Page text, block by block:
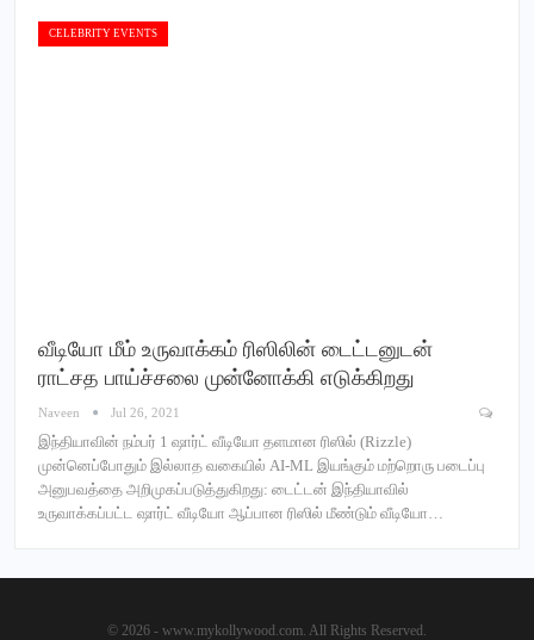
CELEBRITY EVENTS
வீடியோ மீம் உருவாக்கம் ரிஸிலின் டைட்டனுடன்
ராட்சத பாய்ச்சலை முன்னோக்கி எடுக்கிறது
Naveen Jul 26, 2021
இந்தியாவின் நம்பர் 1 ஷார்ட் வீடியோ தளமான ரிஸில் (Rizzle)
முன்னெப்போதும் இல்லாத வகையில் AI-ML இயங்கும் மற்றொரு படைப்பு
அனுபவத்தை அறிமுகப்படுத்துகிறது: டைட்டன் இந்தியாவில்
உருவாக்கப்பட்ட ஷார்ட் வீடியோ ஆப்பான ரிஸில் மீண்டும் வீடியோ…
© 2026 - www.mykollywood.com. All Rights Reserved.